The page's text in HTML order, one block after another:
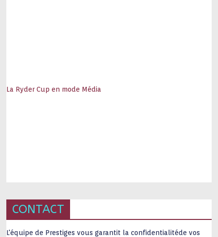
La Ryder Cup en mode Média
CONTACT
L'équipe de Prestiges vous garantit la confidentialitéde vos